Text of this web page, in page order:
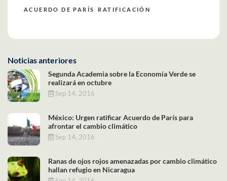
ACUERDO DE PARÍS RATIFICACIÓN
Noticias anteriores
Segunda Academia sobre la Economía Verde se
realizará en octubre
Sep 14, 2016
México: Urgen ratificar Acuerdo de París para
afrontar el cambio climático
Sep 14, 2016
Ranas de ojos rojos amenazadas por cambio climático
hallan refugio en Nicaragua